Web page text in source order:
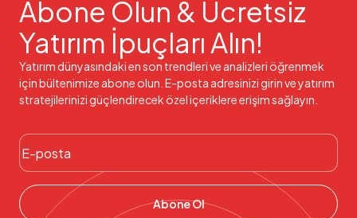
Abone Olun & Ücretsiz
Yatırım İpuçları Alın!
Yatırım dünyasındaki en son trendleri ve analizleri öğrenmek
için bültenimize abone olun. E-posta adresinizi girin ve yatırım
stratejilerinizi güçlendirecek özel içeriklere erişim sağlayın.
Abone Ol